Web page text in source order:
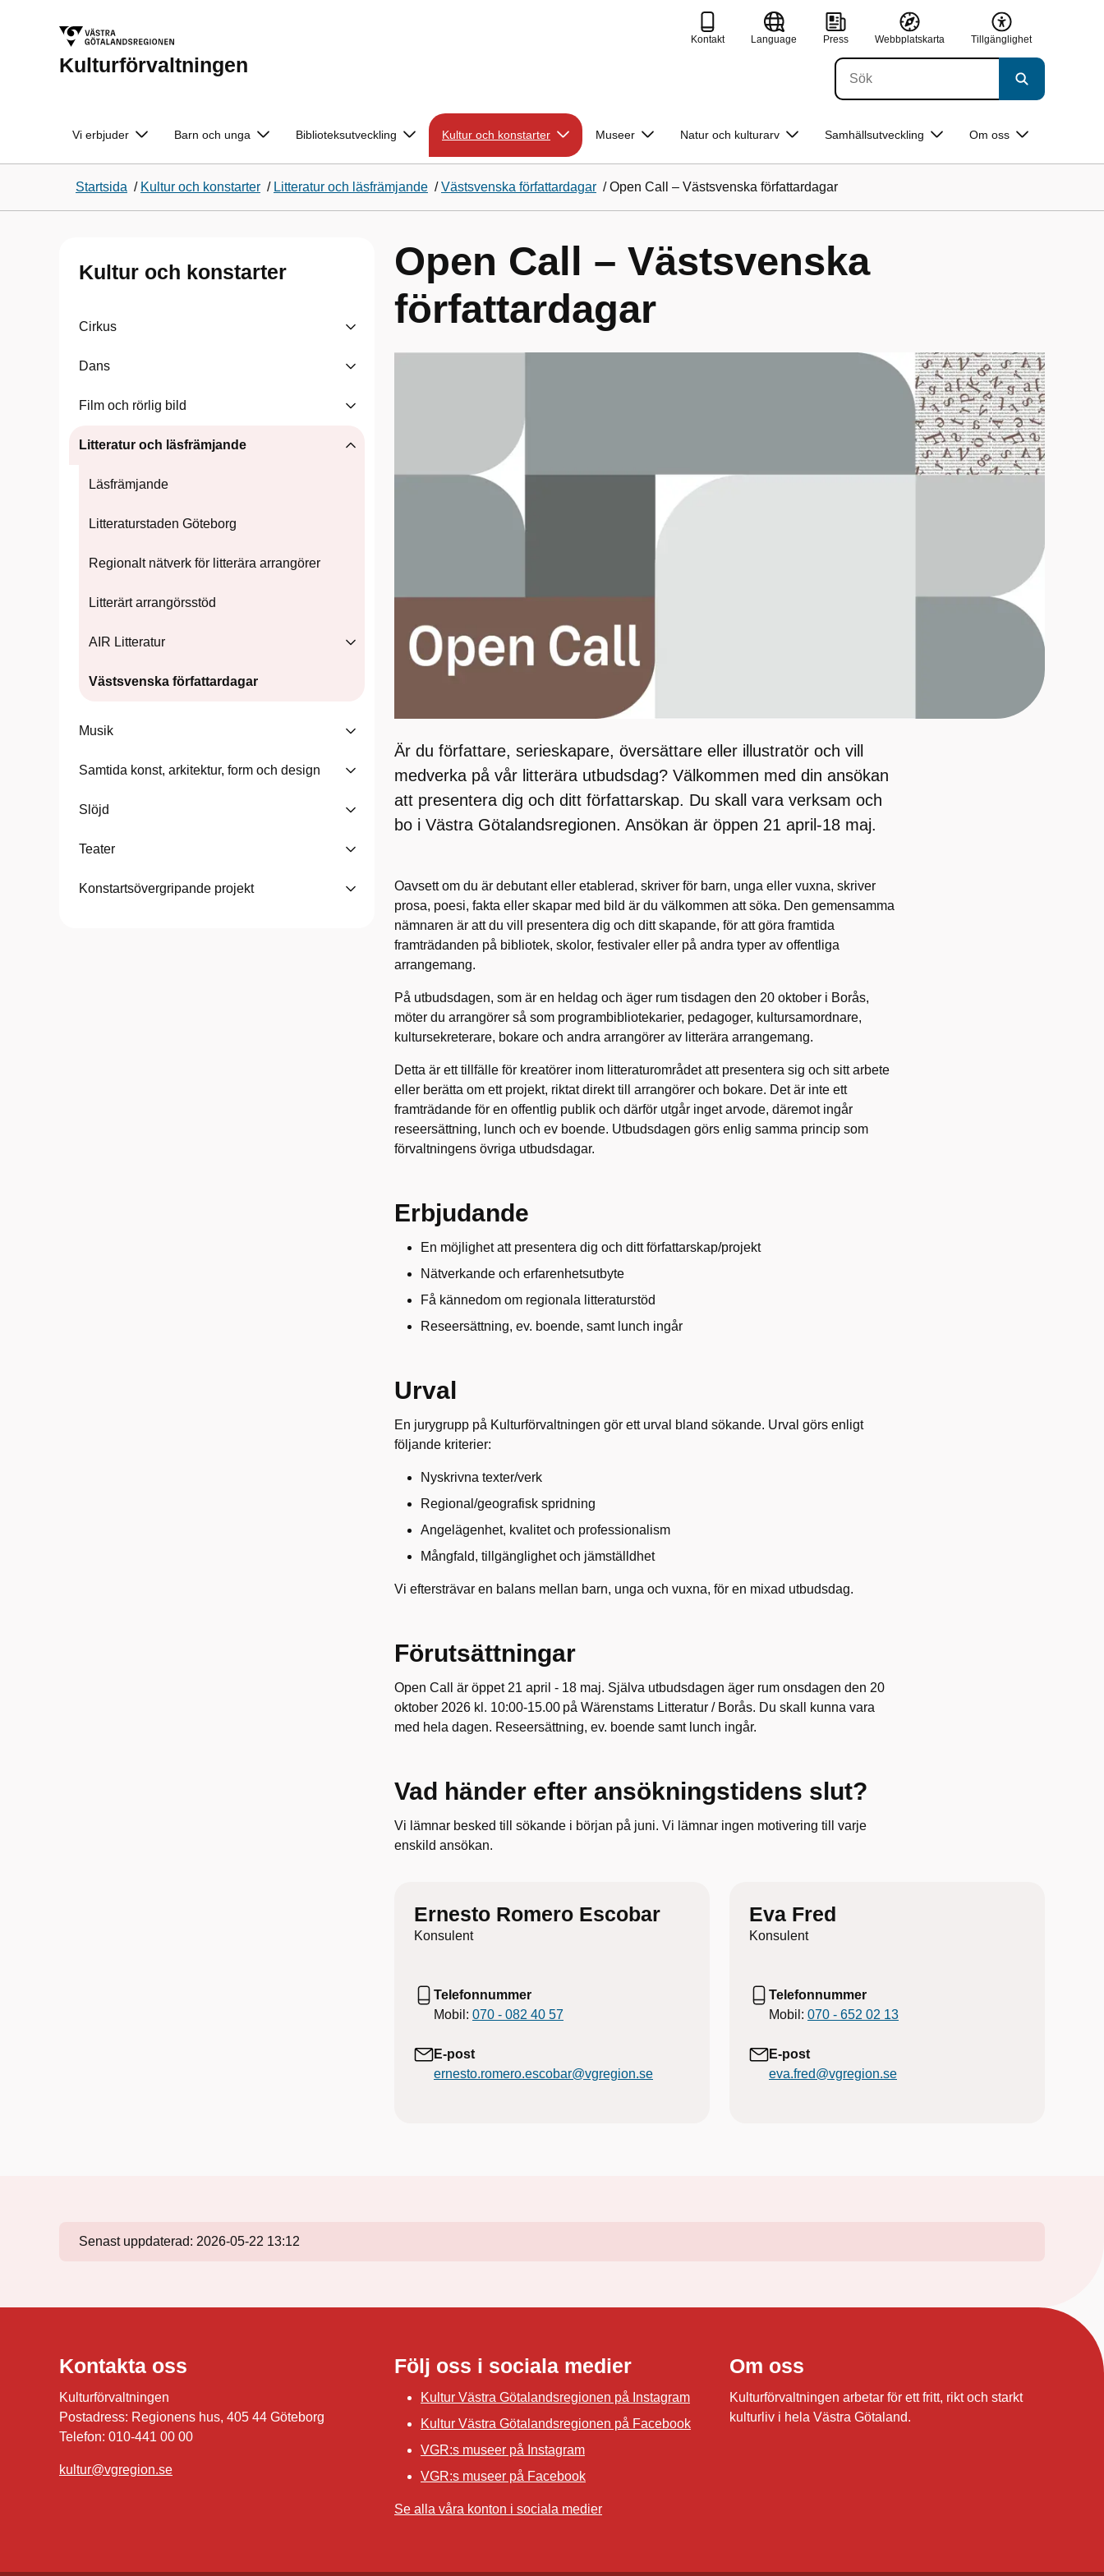
Kulturförvaltningen
Kontakt Language Press Webbplatskarta Tillgänglighet
Vi erbjuder Barn och unga Biblioteksutveckling Kultur och konstarter Museer Natur och kulturarv Samhällsutveckling Om oss
Startsida / Kultur och konstarter / Litteratur och läsfrämjande /Västsvenska författardagar /Open Call – Västsvenska författardagar
Kultur och konstarter
Cirkus
Dans
Film och rörlig bild
Litteratur och läsfrämjande
Läsfrämjande
Litteraturstaden Göteborg
Regionalt nätverk för litterära arrangörer
Litterärt arrangörsstöd
AIR Litteratur
Västsvenska författardagar
Musik
Samtida konst, arkitektur, form och design
Slöjd
Teater
Konstartsövergripande projekt
Open Call – Västsvenska
författardagar
Är du författare, serieskapare, översättare eller illustratör och vill
medverka på vår litterära utbudsdag? Välkommen med din ansökan
att presentera dig och ditt författarskap. Du skall vara verksam och
bo i Västra Götalandsregionen. Ansökan är öppen 21 april-18 maj.
Oavsett om du är debutant eller etablerad, skriver för barn, unga eller vuxna, skriver
prosa, poesi, fakta eller skapar med bild är du välkommen att söka. Den gemensamma
nämnaren är att du vill presentera dig och ditt skapande, för att göra framtida
framträdanden på bibliotek, skolor, festivaler eller på andra typer av offentliga
arrangemang.
På utbudsdagen, som är en heldag och äger rum tisdagen den 20 oktober i Borås,
möter du arrangörer så som programbibliotekarier, pedagoger, kultursamordnare,
kultursekreterare, bokare och andra arrangörer av litterära arrangemang.
Detta är ett tillfälle för kreatörer inom litteraturområdet att presentera sig och sitt arbete
eller berätta om ett projekt, riktat direkt till arrangörer och bokare. Det är inte ett
framträdande för en offentlig publik och därför utgår inget arvode, däremot ingår
reseersättning, lunch och ev boende. Utbudsdagen görs enlig samma princip som
förvaltningens övriga utbudsdagar.
Erbjudande
En möjlighet att presentera dig och ditt författarskap/projekt
Nätverkande och erfarenhetsutbyte
Få kännedom om regionala litteraturstöd
Reseersättning, ev. boende, samt lunch ingår
Urval
En jurygrupp på Kulturförvaltningen gör ett urval bland sökande. Urval görs enligt
följande kriterier:
Nyskrivna texter/verk
Regional/geografisk spridning
Angelägenhet, kvalitet och professionalism
Mångfald, tillgänglighet och jämställdhet
Vi eftersträvar en balans mellan barn, unga och vuxna, för en mixad utbudsdag.
Förutsättningar
Open Call är öppet 21 april - 18 maj. Själva utbudsdagen äger rum onsdagen den 20
oktober 2026 kl. 10:00-15.00 på Wärenstams Litteratur / Borås. Du skall kunna vara
med hela dagen. Reseersättning, ev. boende samt lunch ingår.
Vad händer efter ansökningstidens slut?
Vi lämnar besked till sökande i början på juni. Vi lämnar ingen motivering till varje
enskild ansökan.
Ernesto Romero Escobar
Konsulent
Telefonnummer
Mobil: 070 - 082 40 57
E-post
ernesto.romero.escobar@vgregion.se
Eva Fred
Konsulent
Telefonnummer
Mobil: 070 - 652 02 13
E-post
eva.fred@vgregion.se
Senast uppdaterad: 2026-05-22 13:12
Kontakta oss
Kulturförvaltningen
Postadress: Regionens hus, 405 44 Göteborg
Telefon: 010-441 00 00
kultur@vgregion.se
Följ oss i sociala medier
Kultur Västra Götalandsregionen på Instagram
Kultur Västra Götalandsregionen på Facebook
VGR:s museer på Instagram
VGR:s museer på Facebook
Se alla våra konton i sociala medier
Om oss
Kulturförvaltningen arbetar för ett fritt, rikt och starkt
kulturliv i hela Västra Götaland.